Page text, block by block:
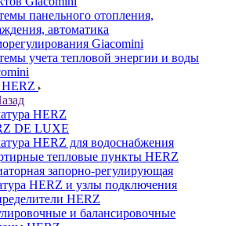
панельного отопления,
автоматика
Giacomini
учета тепловой энергии и воды
HERZ
DE LUXE
HERZ для водоснабжения
тепловые пункты HERZ
запорно-регулирующая
HERZ и узлы подключения
HERZ
и балансировочные